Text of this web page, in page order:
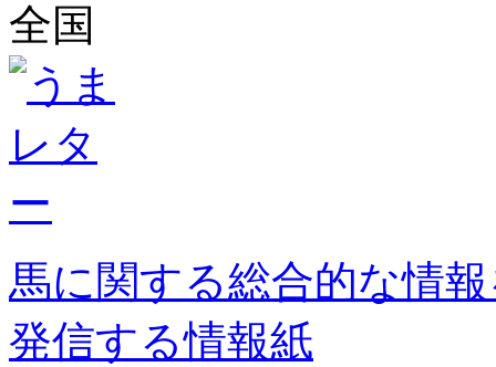
全国
馬に関する総合的な情
発信する情報紙